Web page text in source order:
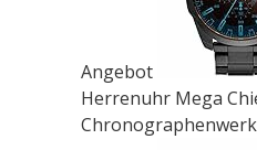
Angebot
Herrenuhr Mega